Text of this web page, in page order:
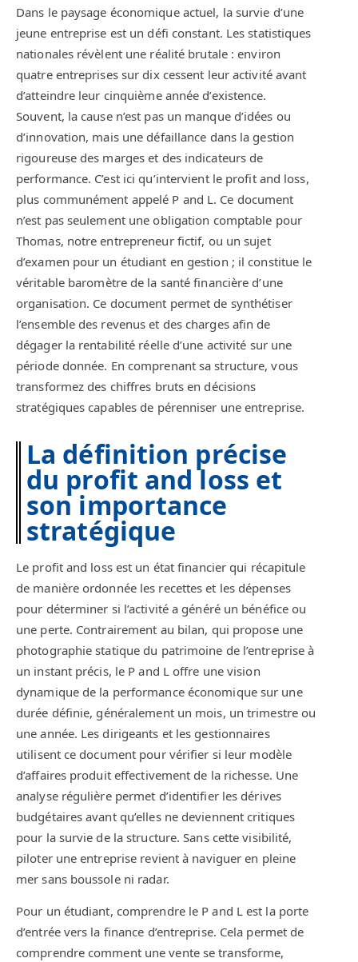
Dans le paysage économique actuel, la survie d’une
jeune entreprise est un défi constant. Les statistiques
nationales révèlent une réalité brutale : environ
quatre entreprises sur dix cessent leur activité avant
d’atteindre leur cinquième année d’existence.
Souvent, la cause n’est pas un manque d’idées ou
d’innovation, mais une défaillance dans la gestion
rigoureuse des marges et des indicateurs de
performance. C’est ici qu’intervient le profit and loss,
plus communément appelé P and L. Ce document
n’est pas seulement une obligation comptable pour
Thomas, notre entrepreneur fictif, ou un sujet
d’examen pour un étudiant en gestion ; il constitue le
véritable baromètre de la santé financière d’une
organisation. Ce document permet de synthétiser
l’ensemble des revenus et des charges afin de
dégager la rentabilité réelle d’une activité sur une
période donnée. En comprenant sa structure, vous
transformez des chiffres bruts en décisions
stratégiques capables de pérenniser une entreprise.
La définition précise
du profit and loss et
son importance
stratégique
Le profit and loss est un état financier qui récapitule
de manière ordonnée les recettes et les dépenses
pour déterminer si l’activité a généré un bénéfice ou
une perte. Contrairement au bilan, qui propose une
photographie statique du patrimoine de l’entreprise à
un instant précis, le P and L offre une vision
dynamique de la performance économique sur une
durée définie, généralement un mois, un trimestre ou
une année. Les dirigeants et les gestionnaires
utilisent ce document pour vérifier si leur modèle
d’affaires produit effectivement de la richesse. Une
analyse régulière permet d’identifier les dérives
budgétaires avant qu’elles ne deviennent critiques
pour la survie de la structure. Sans cette visibilité,
piloter une entreprise revient à naviguer en pleine
mer sans boussole ni radar.
Pour un étudiant, comprendre le P and L est la porte
d’entrée vers la finance d’entreprise. Cela permet de
comprendre comment une vente se transforme,